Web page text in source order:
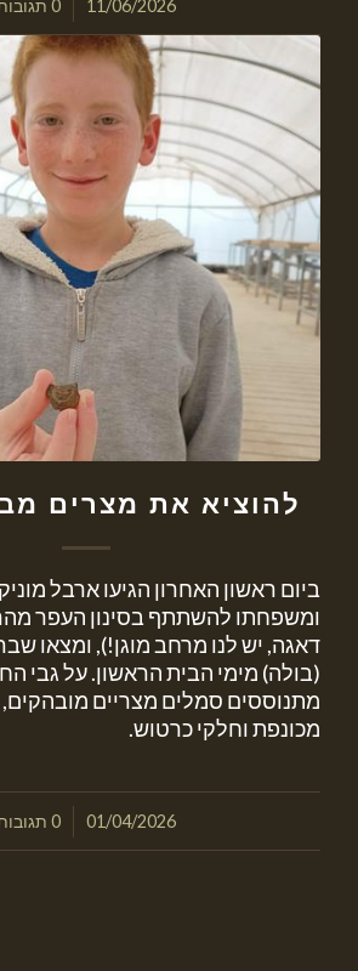
11/06/2026
/ 0 תגובות
להוציא את מצרים
ביום ראשון האחרון הגיעו ארבל
ומשפחתו להשתתף בסינון העפר
דאגה, יש לנו מרחב מוגן!), ומצאו
(בולה) מימי הבית הראשון. על גבי
מתנוססים סמלים מצריים
מכונפת וחלקי כרטוש.
01/04/2026
/ 0 תגובות